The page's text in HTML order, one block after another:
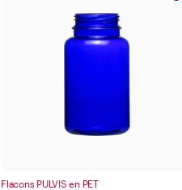
Flacons PULVIS en PET